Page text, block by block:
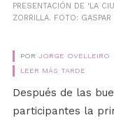
PRESENTACIÓN DE ‘LA
ZORRILLA. FOTO: GASPAR
POR JORGE OVELLEIRO
LEER MÁS TARDE
Después de las
participantes la